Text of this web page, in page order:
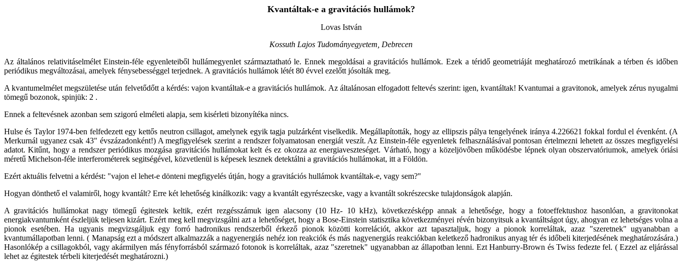
Kvantáltak-e a gravitációs hullámok?
Lovas István
Kossuth Lajos Tudományegyetem, Debrecen
Az általános relativitáselmélet Einstein-féle egyenleteiből hullámegyenlet származtatható le. Ennek megoldásai a gravitációs hullámok. Ezek a téridő geometriáját meghatározó metrikának a térben és időben
periódikus megváltozásai, amelyek fénysebességgel terjednek. A gravitációs hullámok létét 80 évvel ezelőtt jósolták meg.
A kvantumelmélet megszületése után felvetődőtt a kérdés: vajon kvantáltak-e a gravitációs hullámok. Az általánosan elfogadott feltevés szerint: igen, kvantáltak! Kvantumai a gravitonok, amelyek zérus nyugalmi
tömegű bozonok, spinjük: 2 .
Ennek a feltevésnek azonban sem szigorú elméleti alapja, sem kisérleti bizonyítéka nincs.
Hulse és Taylor 1974-ben felfedezett egy kettős neutron csillagot, amelynek egyik tagja pulzárként viselkedik. Megállapították, hogy az ellipszis pálya tengelyének iránya 4.226621 fokkal fordul el évenként. (A
Merkurnál ugyanez csak 43" évszázadonként!) A megfigyelések szerint a rendszer folyamatosan energiát veszít. Az Einstein-féle egyenletek felhasználásával pontosan értelmezni lehetett az összes megfigyelési
adatot. Kitűnt, hogy a rendszer periódikus mozgása gravitációs hullámokat kelt és ez okozza az energiaveszteséget. Várható, hogy a közeljövőben működésbe lépnek olyan obszervatóriumok, amelyek óriási
méretű Michelson-féle interferométerek segitségével, közvetlenül is képesek lesznek detektálni a gravitációs hullámokat, itt a Földön.
Ezért aktuális felvetni a kérdést: "vajon el lehet-e dönteni megfigyelés útján, hogy a gravitációs hullámok kvantáltak-e, vagy sem?"
Hogyan dönthető el valamiről, hogy kvantált? Erre két lehetőség kinálkozik: vagy a kvantált egyrészecske, vagy a kvantált sokrészecske tulajdonságok alapján.
A gravitációs hullámokat nagy tömegű égitestek keltik, ezért rezgésszámuk igen alacsony (10 Hz- 10 kHz), következésképp annak a lehetősége, hogy a fotoeffektushoz hasonlóan, a gravitonokat
energiakvantumként észleljük teljesen kizárt. Ezért meg kell megvizsgálni azt a lehetőséget, hogy a Bose-Einstein statisztika következményei révén bizonyitsuk a kvantáltságot úgy, ahogyan ez lehetséges volna a
pionok esetében. Ha ugyanis megvizsgáljuk egy forró hadronikus rendszerből érkező pionok közötti korrelációt, akkor azt tapasztaljuk, hogy a pionok korreláltak, azaz "szeretnek" ugyanabban a
kvantumállapotban lenni. ( Manapság ezt a módszert alkalmazzák a nagyenergiás nehéz ion reakciók és más nagyenergiás reakciókban keletkező hadronikus anyag tér és időbeli kiterjedésének meghatározására.)
Hasonlókép a csillagokból, vagy akármilyen más fényforrásból származó fotonok is korreláltak, azaz "szeretnek" ugyanabban az állapotban lenni. Ezt Hanburry-Brown és Twiss fedezte fel. ( Ezzel az eljárással
lehet az égitestek térbeli kiterjedését meghatározni.)